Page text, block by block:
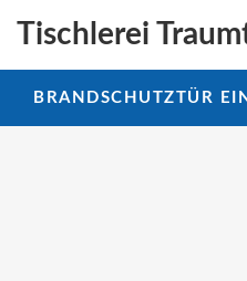
Tischlerei
BRANDSCHUTZTÜR